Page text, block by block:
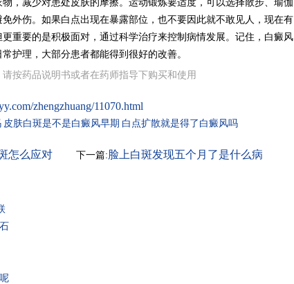
，减少对患处皮肤的摩擦。运动锻炼要适度，可以选择散步、瑜伽
外伤。如果白点出现在暴露部位，也不要因此就不敢见人，现在有
重要的是积极面对，通过科学治疗来控制病情发展。记住，白癜风
护理，大部分患者都能得到很好的改善。
按药品说明书或者在药师指导下购买和使用
zhengzhuang/11070.html
皮肤白斑是不是白癜风早期 白点扩散就是得了白癜风吗
怎么应对 下一篇:脸上白斑发现五个月了是什么病